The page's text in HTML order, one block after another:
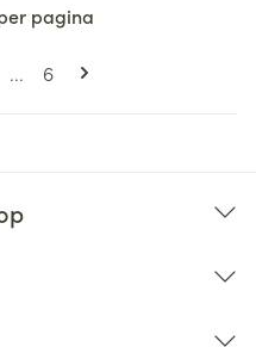
pagina
... Pagina
6
pagina